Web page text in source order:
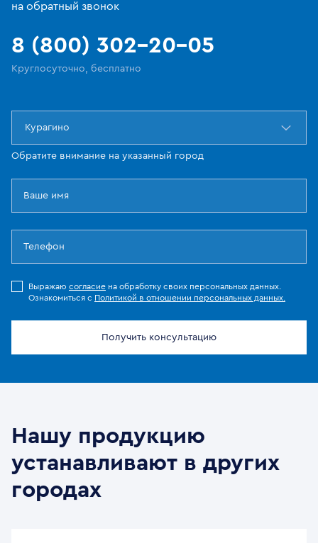
на обратный звонок
8 (800) 302-20-05
Круглосуточно, бесплатно
Курагино
Обратите внимание на указанный город
Выражаю согласие на обработку своих персональных данных.
Ознакомиться с Политикой в отношении персональных данных.
Получить консультацию
Нашу продукцию
устанавливают в других
городах